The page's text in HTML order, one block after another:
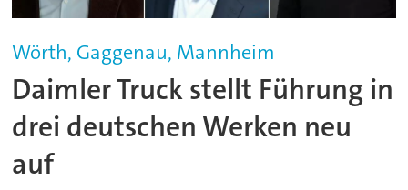
Wörth, Gaggenau, Mannheim
Daimler Truck stellt Führung in
drei deutschen Werken neu
auf